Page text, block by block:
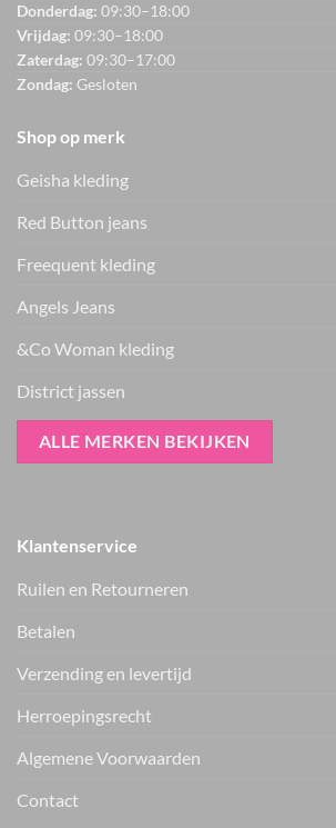
Donderdag: 09:30–18:00
Vrijdag: 09:30–18:00
Zaterdag: 09:30–17:00
Zondag: Gesloten
Shop op merk
Geisha kleding
Red Button jeans
Freequent kleding
Angels Jeans
&Co Woman kleding
District jassen
ALLE MERKEN BEKIJKEN
Klantenservice
Ruilen en Retourneren
Betalen
Verzending en levertijd
Herroepingsrecht
Algemene Voorwaarden
Contact
Nieuwe items als eerste zien — geen spam, gewoon